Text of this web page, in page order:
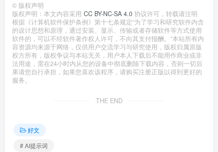
© 版权声明
版权声明：本文内容采用 CC BY-NC-SA 4.0 协议许可，转载请注明
根据《计算机软件保护条例》第十七条规定“为了学习和研究软件内含
的设计思想和原理，通过安装、显示、传输或者存储软件等方式使用
软件的，可以不经软件著作权人许可，不向其支付报酬。”本站所有内
容资源均来源于网络，仅供用户交流学习与研究使用，版权归属原版
权方所有，版权争议与本站无关，用户本人下载后不能用作商业或非
法用途，需在24小时内从您的设备中彻底删除下载内容，否则一切后
果请您自行承担，如果您喜欢该程序，请购买注册正版以得到更好的
服务。
THE END
好文
# AI提示词